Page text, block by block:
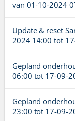
van 01-10-2024
Update & reset
2024 14:00 tot
Gepland
06:00 tot 17-09-
Gepland
23:00 tot 17-09-